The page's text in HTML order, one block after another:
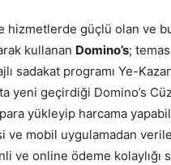
hizmetlerde güçlü olan ve
kullanan Domino’s;
sadakat programı Ye-
yeni geçirdiği Domino’s
yükleyip harcama
ve mobil uygulamadan
ve online ödeme kolaylığı